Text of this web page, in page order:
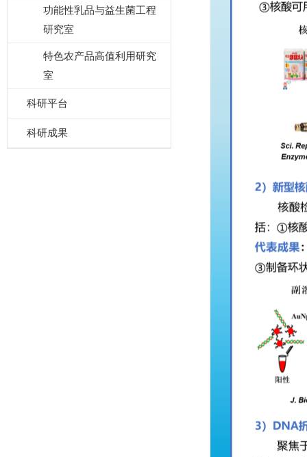
功能性乳品与益生菌工程
研究室
特色农产品高值利用研究
室
科研平台
科研成果